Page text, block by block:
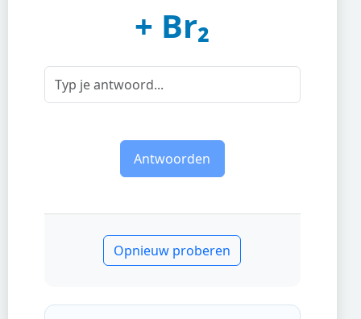
+ Br₂
Antwoorden
Opnieuw proberen